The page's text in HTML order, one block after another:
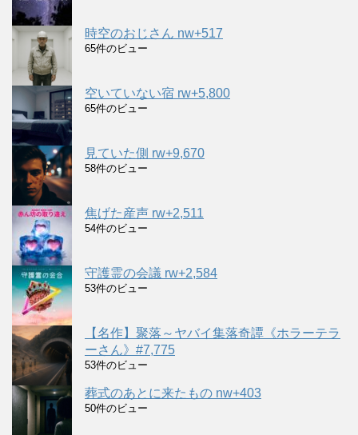
時空のおじさん nw+517
65件のビュー
空いていない宿 rw+5,800
65件のビュー
見ていた側 rw+9,670
58件のビュー
焦げた産声 rw+2,511
54件のビュー
守護霊の会議 rw+2,584
53件のビュー
【名作】聚落～ヤバイ集落奇譚《ホラーテラ
ーさん》#7,775
53件のビュー
葬式のあとに来たもの nw+403
50件のビュー